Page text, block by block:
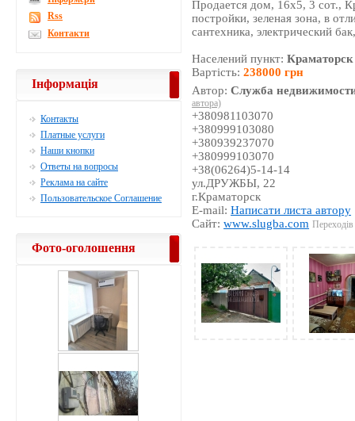
Продается дом, 16х5, 3 сот.,
постройки, зеленая зона, в
сантехника, электрический
Населений пункт:Краматорск
Вартість:238000 грн
Автор:Служба
автора)
+380981103070
+380999103080
+380939237070
+380999103070
+38(06264)5-14-14
ул.ДРУЖБЫ, 22
г.Краматорск
E-mail:Написати листа автору
Сайт:www.slugba.com
Rss
Контакти
Інформація
Контакты
Платные услуги
Наши кнопки
Ответы на вопросы
Реклама на сайте
Пользовательское Соглашение
Фото-оголошення